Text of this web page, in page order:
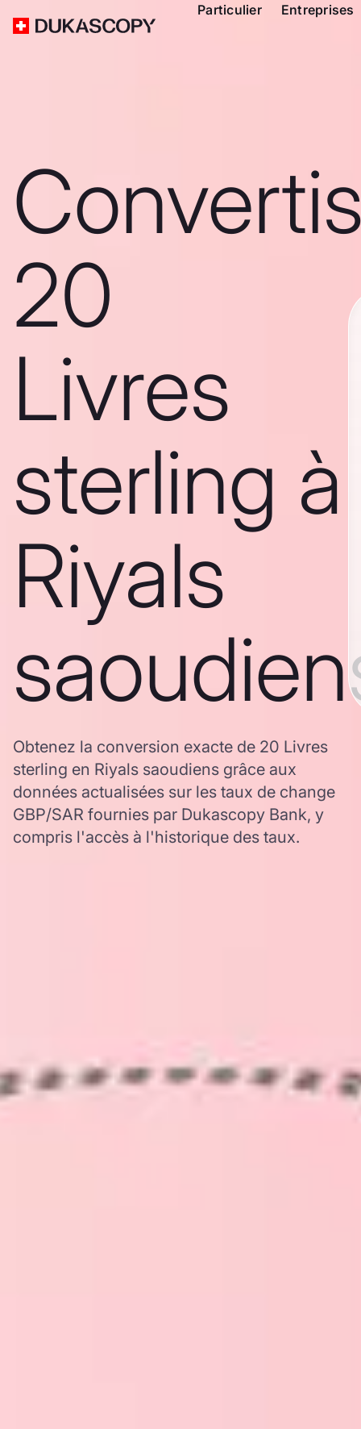
Particulier Entreprises
20
Livres
sterling à
Riyals
Obtenez la conversion exacte de 20 Livres
sterling en Riyals saoudiens grâce aux
données actualisées sur les taux de change
GBP/SAR fournies par Dukascopy Bank, y
compris l'accès à l'historique des taux.